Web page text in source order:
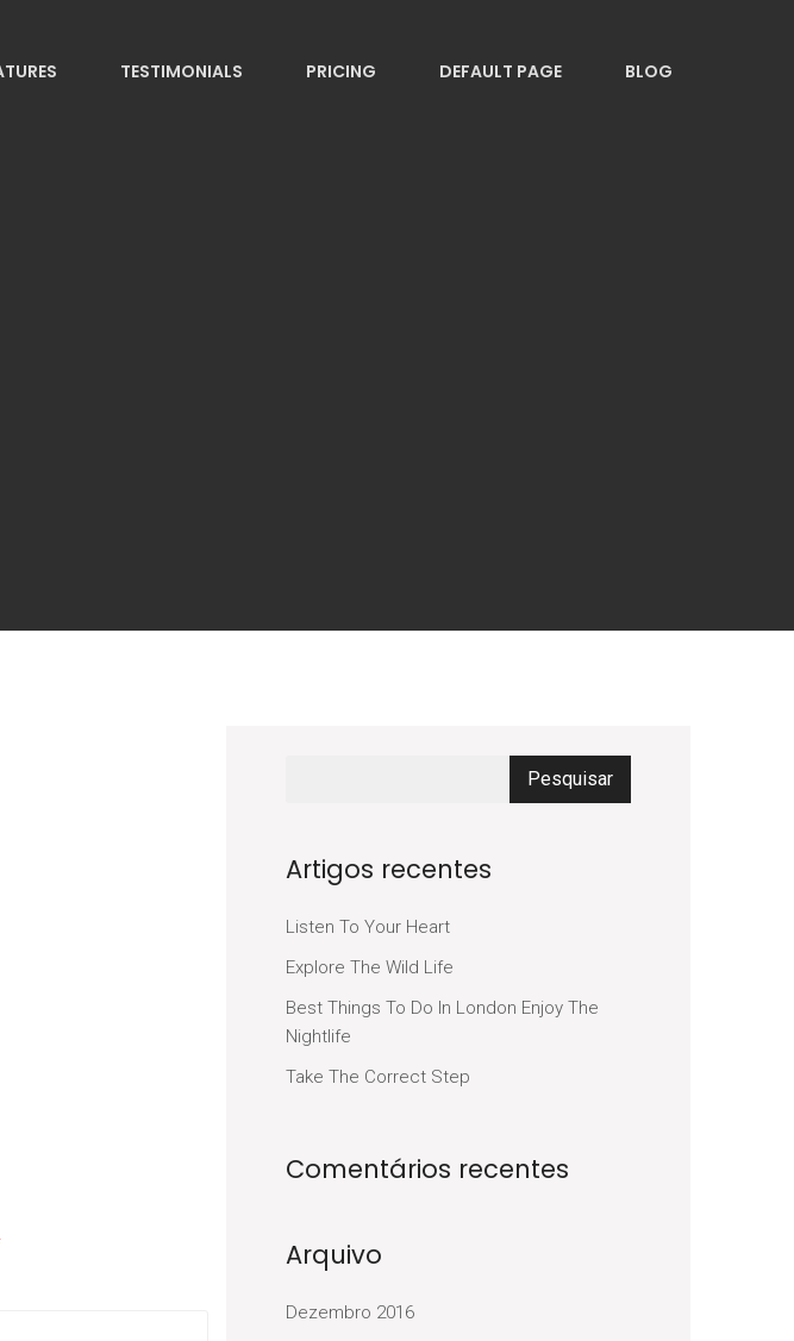
TESTIMONIALS PRICING DEFAULT PAGE BLOG
Artigos recentes
Listen To Your Heart
Explore The Wild Life
Best Things To Do In London Enjoy The
Nightlife
Take The Correct Step
Comentários recentes
Arquivo
Dezembro 2016